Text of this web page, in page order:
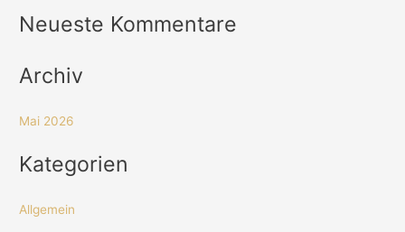
n
c
:
Neueste Kommentare
Archiv
Mai 2026
Kategorien
Allgemein